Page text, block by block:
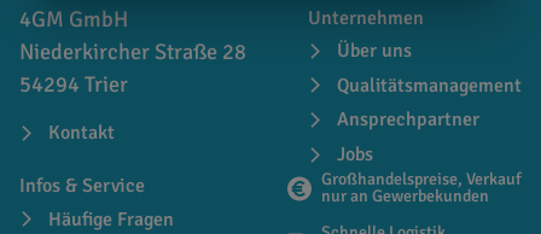
4GM GmbH
Niederkircher Straße 28
54294 Trier
Kontakt
Unternehmen
Über uns
Qualitätsmanagement
Ansprechpartner
Jobs
Infos & Service
Häufige Fragen
Großhandelspreise, Verkauf
nur an Gewerbekunden